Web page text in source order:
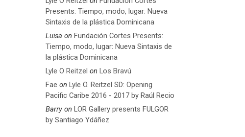
Presents: Tiempo, modo, lugar: Nueva
Sintaxis de la plástica Dominicana
Luisa on Fundación Cortes Presents:
Tiempo, modo, lugar: Nueva Sintaxis de
la plástica Dominicana
Lyle O Reitzel on Los Bravú
Fae on Lyle O. Reitzel SD: Opening
Pacific Caribe 2016 - 2017 by Raúl Recio
Barryon LOR Gallery presents FULGOR
by Santiago Ydáñez